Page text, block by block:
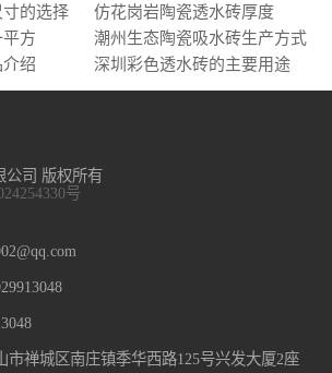
的选择
仿花岗岩陶瓷透水砖厚度
方
潮州生态陶瓷吸水砖生产方式
绍
深圳彩色透水砖的主要用途
公司 版权所有
号
市禅城区南庄镇季华西路125号兴发大厦2座